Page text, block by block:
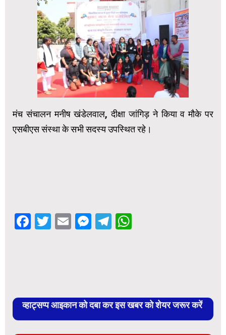
मंच संचालन मनीष खंडेलवाल, दीक्षा जांगिड़ ने किया व मौके पर
एसबीएस संस्था के सभी सदस्य उपस्थित रहे।
Facebook
Twitter
EmailMessenger
Telegram
व्हाट्सप्प आइकान को दबा कर इस खबर को शेयर जरूर करें